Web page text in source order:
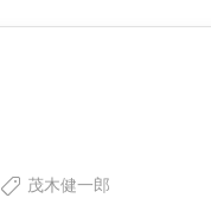
茂木健一郎